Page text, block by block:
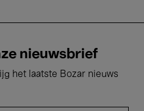
nieuwsbrief
het laatste Bozar nieuws